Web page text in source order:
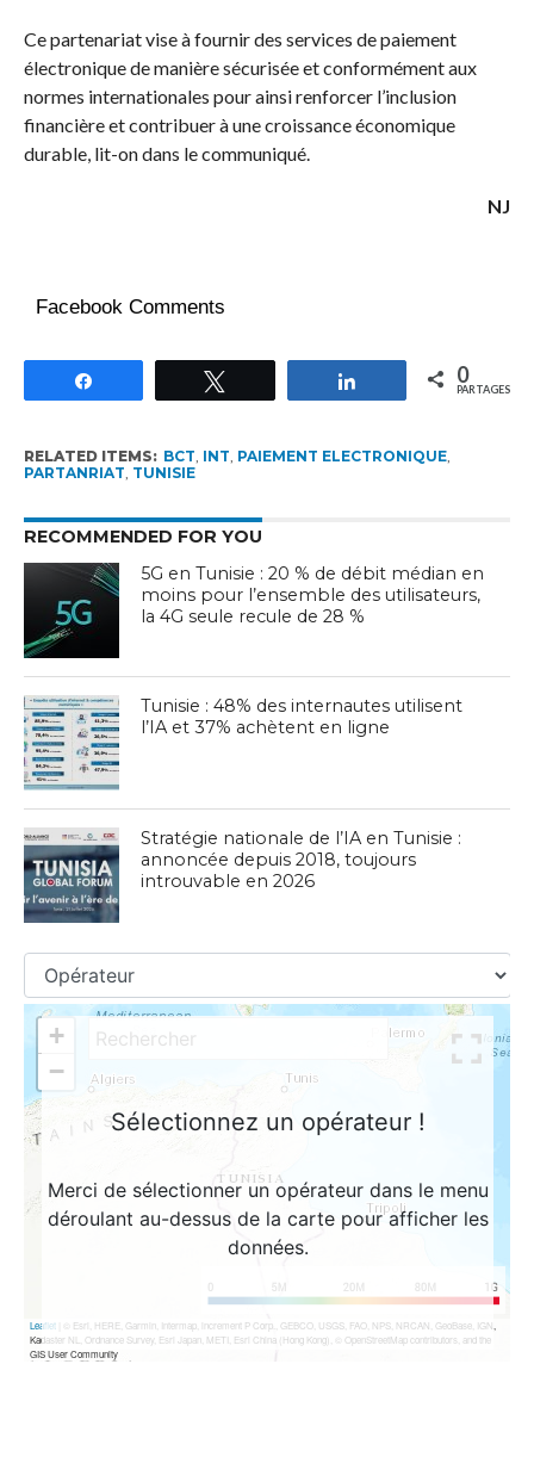
Ce partenariat vise à fournir des services de paiement
électronique de manière sécurisée et conformément aux
normes internationales pour ainsi renforcer l’inclusion
financière et contribuer à une croissance économique
durable, lit-on dans le communiqué.
NJ
Facebook Comments
Partagez 0
PARTAGES
RELATED ITEMS: BCT, INT, PAIEMENT ELECTRONIQUE,
PARTANRIAT, TUNISIE
RECOMMENDED FOR YOU
5G en Tunisie : 20 % de débit médian en
moins pour l’ensemble des utilisateurs,
la 4G seule recule de 28 %
Tunisie : 48% des internautes utilisent
l’IA et 37% achètent en ligne
Stratégie nationale de l’IA en Tunisie :
annoncée depuis 2018, toujours
introuvable en 2026